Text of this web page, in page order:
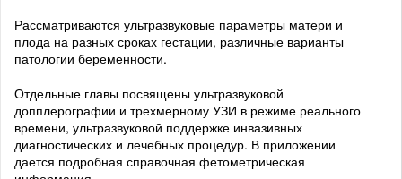
Рассматриваются ультразвуковые параметры матери и
плода на разных сроках гестации, различные варианты
патологии беременности.
Отдельные главы посвящены ультразвуковой
допплерографии и трехмерному УЗИ в режиме реального
времени, ультразвуковой поддержке инвазивных
диагностических и лечебных процедур. В приложении
дается подробная справочная фетометрическая